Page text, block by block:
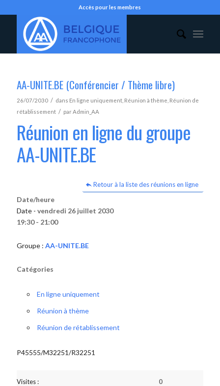
Accès pour les membres
AA-UNITE.BE (Conférencier / Thème libre)
26/07/2030 / dans En ligne uniquement, Réunion à thème Réunion de
rétablissement / parAdmin_AA
Réunion en ligne du groupe
AA-UNITE.BE
Retour à la liste des réunions en ligne
Date/heure
Date - vendredi 26 juillet 2030
19:30 - 21:00
Groupe : AA-UNITE.BE
Catégories
En ligne uniquement
Réunion à thème
Réunion de rétablissement
P45555/M32251/R32251
Visites : 0